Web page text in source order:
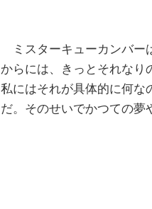
ミスターキューカンバー
からには、きっとそれなり
私にはそれが具体的に何な
だ。そのせいでかつての夢